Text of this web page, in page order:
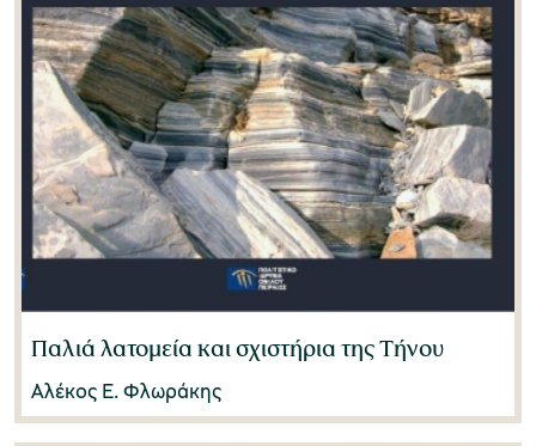
Μάχη Καραλή(0)
Μάχη Οικονόμου(1)
Μιχάλης Ρηγίνος(1)
Μιχάλης Ψαλιδόπουλος(0)
Νάντια Μαχά-Μπιζούμη(0)
Νατάσσα Φιλιππουπολίτη(2)
Νίκη Ψαρράκη-Μπελεσιώτη(0)
Νικόλαος Παπαδόπουλος(0)
Παλιά λατομεία και σχιστήρια της Τήνου
Αλέκος Ε. Φλωράκης